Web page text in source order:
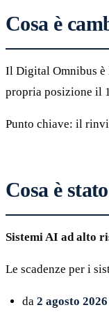
Cosa è
Il Digital Omnibus è
propria posizione il
Punto chiave: il
Cosa è
Sistemi AI ad alto
Le scadenze per i
da 2 agosto 2026